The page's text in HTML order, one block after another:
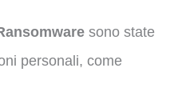
sono state
personali, come